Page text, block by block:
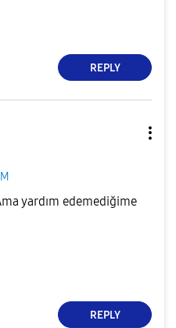
REPLY
yardım edemediğime
REPLY